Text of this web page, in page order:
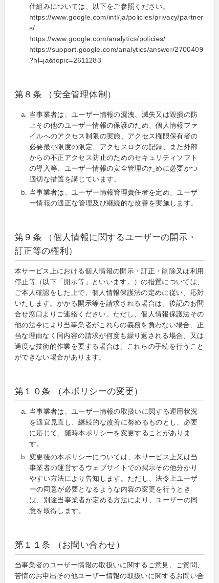
仕組みについては、以下をご参照ください。
https://www.google.com/intl/ja/policies/privacy/partner
s/
https://www.google.com/analytics/policies/
https://support.google.com/analytics/answer/2700409
?hl=ja&topic=2611283
第８条 （安全管理体制）
当事業者は、ユーザー情報の漏洩、滅失又は毀損の防
止その他のユーザー情報の保護のため、個人情報ファ
イルへのアクセス制限の実施、アクセス権限保有者の
必要最小限度の限定、アクセスログの記録、また外部
からの不正アクセス防止のためのセキュリティソフト
の導入等、ユーザー情報の安全管理のために必要かつ
適切な措置を講じています。
当事業者は、ユーザー情報管理責任者を定め、ユーザ
ー情報の適正な管理及び継続的な改善を実施します。
第９条 （個人情報に関するユーザーの開示・
訂正等の権利）
本サービス上における個人情報の開示・訂正・削除又は利用
停止等（以下「開示等」といいます。）の措置については、
ご本人確認をした上で、個人情報保護法の定めに従い、応対
いたします。かかる開示等を請求される場合は、後記のお問
合せ窓口よりご連絡ください。ただし、個人情報保護法その
他の法令により当事業者がこれらの義務を負わない場合、正
当な理由なく同内容の請求が何度も繰り返される場合、又は
過度な技術的作業を要する場合は、これらの手続を行うこと
ができない場合があります。
第１０条 （本ポリシーの変更）
当事業者は、ユーザー情報の取扱いに関する運用状況
を適宜見直し、継続的な改善に努めるものとし、必要
に応じて、随時本ポリシーを変更することがありま
す。
変更後の本ポリシーについては、本サービス上又は当
事業者の運営するウェブサイトでの掲示その他分かり
やすい方法により告知します。ただし、法令上ユーザ
ーの同意が必要となるような内容の変更を行うとき
は、別途当事業者が定める方法により、ユーザーの同
意を取得します。
第１１条 （お問い合わせ）
当事業者のユーザー情報の取扱いに関するご意見、ご質問、
苦情のお申出その他ユーザー情報の取扱いに関するお問い合